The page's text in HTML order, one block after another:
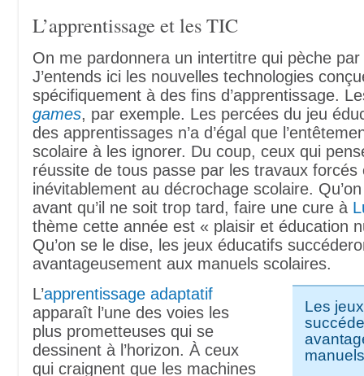
L’apprentissage et les TIC
On me pardonnera un intertitre qui pèche
J’entends ici les nouvelles technologies
spécifiquement à des fins d’apprentissage.
games, par exemple. Les percées du jeu
des apprentissages n’a d’égal que
scolaire à les ignorer. Du coup, ceux qui
réussite de tous passe par les travaux forcés
inévitablement au décrochage scolaire.
avant qu’il ne soit trop tard, faire une cure à
thème cette année est « plaisir et éducation
Qu’on se le dise, les jeux éducatifs
avantageusement aux manuels scolaires.
Les
L’apprentissage adaptatif
apparaît l’une des voies les
plus prometteuses qui se
dessinent à l’horizon. À ceux
qui craignent que les machines